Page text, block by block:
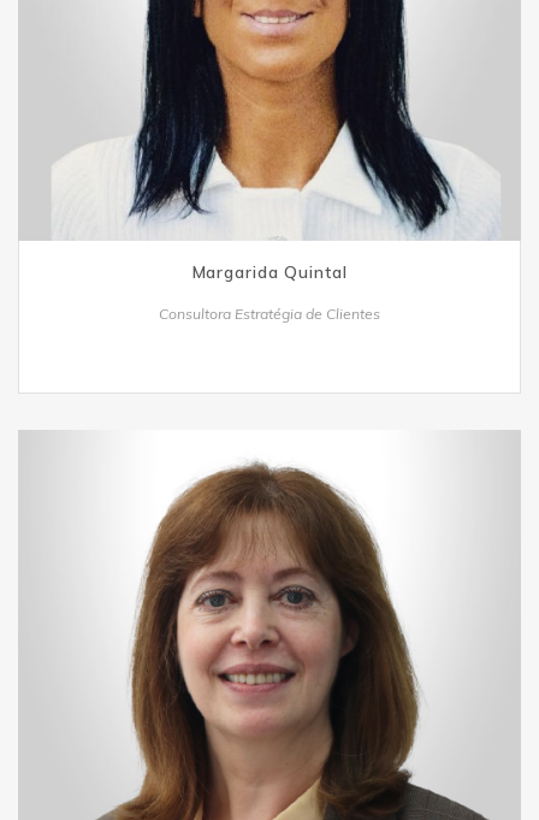
Margarida Quintal
Consultora Estratégia de Clientes